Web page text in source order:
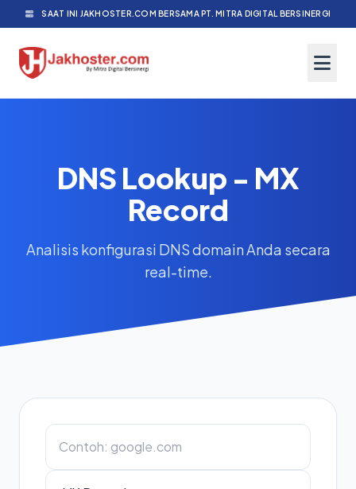
SAAT INI JAKHOSTER.COM BERSAMA PT. MITRA DIGITAL BERSINERGI
DNS Lookup - MX
Record
Analisis konfigurasi DNS domain Anda secara
real-time.